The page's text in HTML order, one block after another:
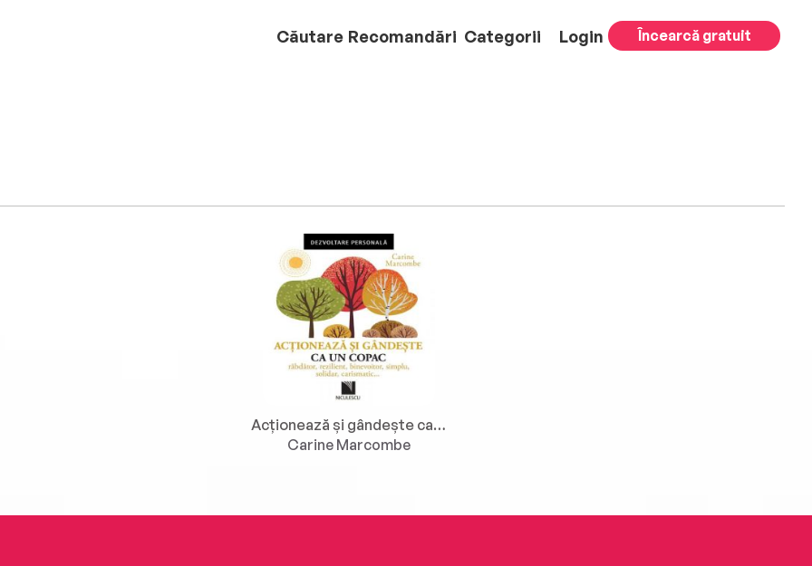
Căutare Recomandări Categorii Login Încearcă gratuit
Acționează și gândește ca un copac. Răbdător, rezilient, binevoitor, simplu, solidar, carismatic...
Carine Marcombe